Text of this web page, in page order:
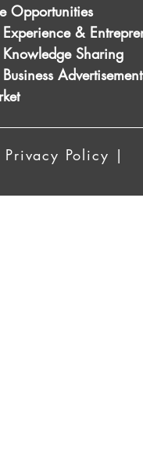
Opportunities
Experience &
Knowledge Sharing
Policy |